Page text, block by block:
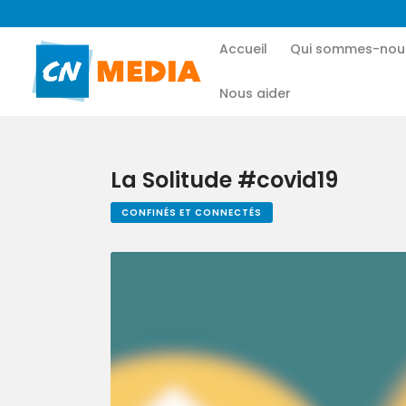
Accueil Qui sommes-
Nous aider
La Solitude #covid19
CONFINÉS ET CONNECTÉS